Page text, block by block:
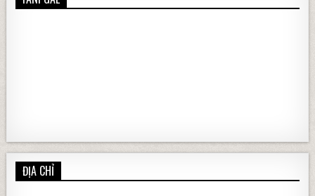
ĐỊA CHỈ